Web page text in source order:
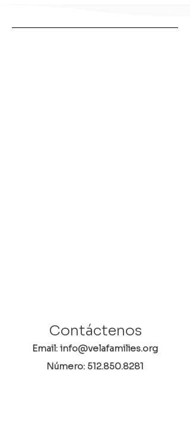
Contáctenos
Email: info@velafamilies.org
Número: 512.850.8281